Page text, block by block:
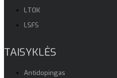
LTOK
LSFS
TAISYKLĖS
Antidopingas